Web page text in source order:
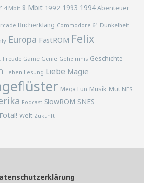
4 Mbit 8 Mbit 1992 1993 1994 Abenteuer
Bücherklang Commodore 64 Dunkelheit
Europa FastROM Felix
Freude Game Genie Geheimnis Geschichte
Leben Lesung Liebe Magie
Mega Fun Musik Mut NES
Podcast SlowROM SNES
Welt Zukunft